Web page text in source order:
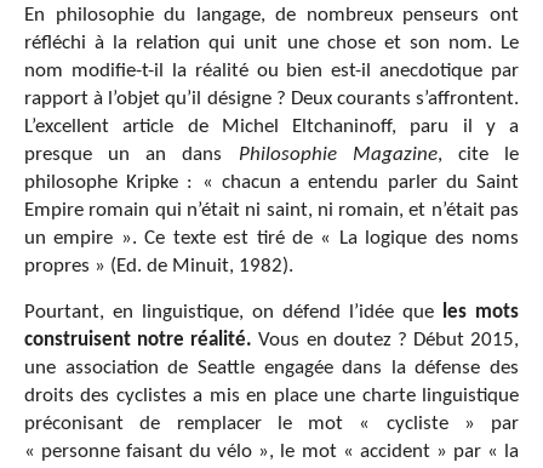
En philosophie du langage, de nombreux penseurs ont
réfléchi à la relation qui unit une chose et son nom. Le
nom modifie-t-il la réalité ou bien est-il anecdotique par
rapport à l’objet qu’il désigne ? Deux courants s’affrontent.
L’excellent article de Michel Eltchaninoff, paru il y a
presque un an dans Philosophie Magazine, cite le
philosophe Kripke : « chacun a entendu parler du Saint
Empire romain qui n’était ni saint, ni romain, et n’était pas
un empire ». Ce texte est tiré de « La logique des noms
propres » (Ed. de Minuit, 1982).
Pourtant, en linguistique, on défend l’idée que
les mots
construisent notre réalité. Vous en doutez ? Début 2015,
une association de Seattle engagée dans la défense des
droits des cyclistes a mis en place une charte linguistique
préconisant de remplacer le mot « cycliste » par
« personne faisant du vélo », le mot « accident » par « la